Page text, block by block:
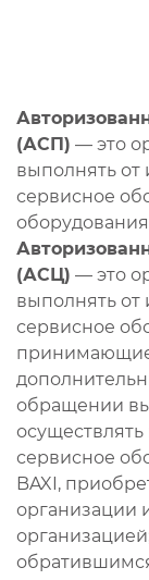
(АСП) — это
выполнять от
сервисное
оборудования
(АСЦ) — это
выполнять от
сервисное
обращении
сервисное
BAXI,
организации